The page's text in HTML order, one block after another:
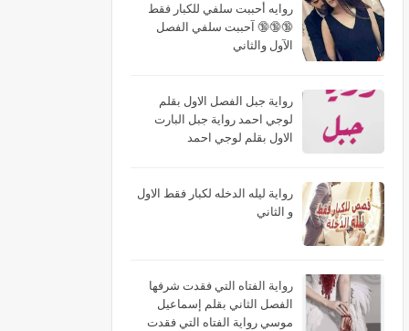
روايه أحببت سلفي للكبار فقط
🔞🔞🔞 آحببت سلفي الفصل
الآول والثاني
رواية جبل الفصل الاول بقلم
لوجي احمد رواية جبل البارت
الاول بقلم لوجي احمد
رواية ليله الدخله لكبار فقط الاول
و الثاني
رواية الفتاه التي فقدت شرفها
الفصل الثاني بقلم إسماعيل
موسي رواية الفتاه التي فقدت